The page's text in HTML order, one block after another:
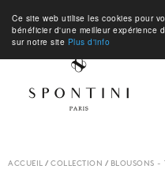
Ce site web utilise les cookies pour
bénéficier d'une meilleur expérience
sur notre site Plus d'info
ACCUEIL / COLLECTION / BLOUSONS -